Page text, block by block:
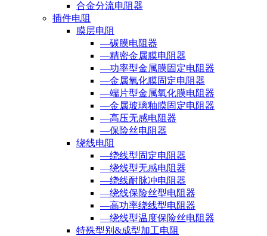
合金分流电阻器
插件电阻
膜层电阻
—碳膜电阻器
—精密金属膜电阻器
—功率型金属膜固定电阻器
—金属氧化膜固定电阻器
—端片型金属氧化膜电阻器
—金属玻璃釉膜固定电阻器
—高压无感电阻器
—保险丝电阻器
绕线电阻
—绕线型固定电阻器
—绕线型无感电阻器
—绕线耐脉冲电阻器
—绕线保险丝型电阻器
—高功率绕线型电阻器
—绕线型温度保险丝电阻器
特殊型别&成型加工电阻